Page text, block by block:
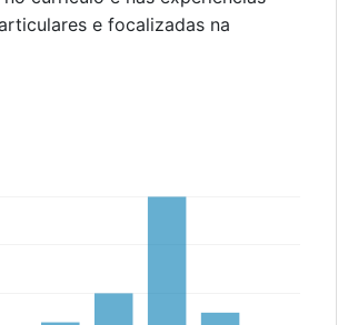
e focalizadas na